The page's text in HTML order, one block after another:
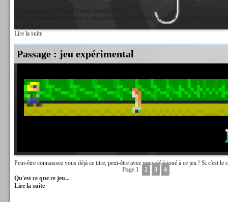
C'est un évènement mondial se déroulement sur 48h dans lequel on doit créer un jeu
Lire la suite
Passage : jeu expérimental
Peut-être connaissez vous déjà ce titre, peut-être avez vous déjà joué à ce jeu ! Si c'est
Qu'est ce que ce jeu...
Lire la suite
Page 1 2 3 4